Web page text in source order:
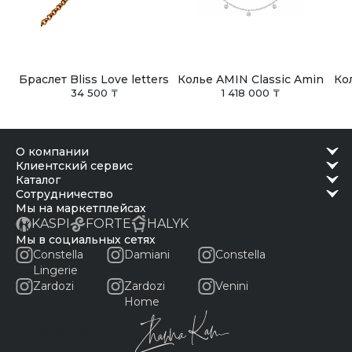
Браслет Bliss Love letters
34 500 ₸
Колье AMIN Classic Amin
1 418 000 ₸
о компании
клиентский сервис
каталог
сотрудничество
Мы на маркетплейсах
KASPI FORTE HALYK
Мы в социальных сетях
Constella
Lingerie
Damiani Constella
Zardozi
Zardozi
Home
Venini